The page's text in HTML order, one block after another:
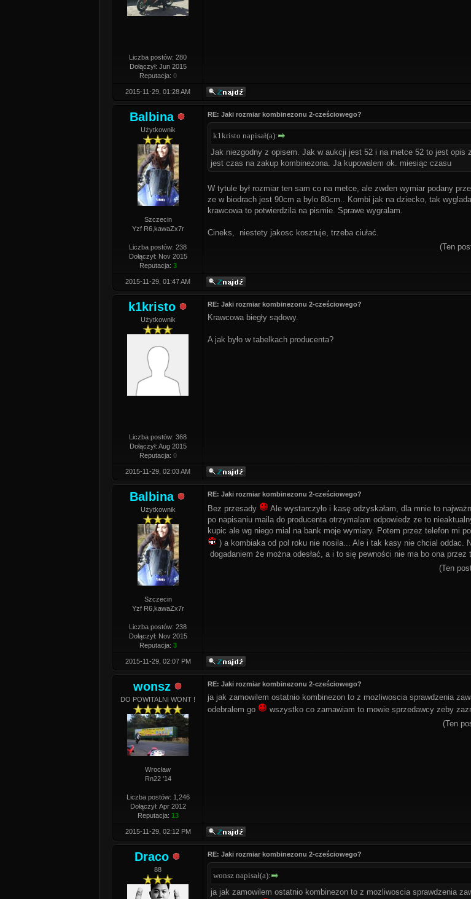
Liczba postów: 280
Dołączył: Jun 2015
Reputacja: 0
2015-11-29, 01:28 AM
Balbina
Użytkownik
Szczecin
Yzf R6,kawaZx7r
Liczba postów: 238
Dołączył: Nov 2015
Reputacja: 3
RE: Jaki rozmiar kombinezonu 2-cześciowego?
k1kristo napisał(a):
Jak niezgodny z opisem. Jak w aukcji jest 52 i na metce 52 to jest
jest czas na zakup kombinezona. Ja kupowalem ok. miesiąc czasu
W tytule był rozmiar ten sam co na metce, ale zwden wymiar podany
ze w biodrach jest 90cm a bylo 80cm.. Kombi jak na dziecko, tak
krawcowa to potwierdzila na pismie. Sprawe wygralam.
Cineks, niestety jakosc kosztuje, trzeba ciułać.
(Ten
2015-11-29, 01:47 AM
k1kristo
Użytkownik
Liczba postów: 368
Dołączył: Aug 2015
Reputacja: 0
RE: Jaki rozmiar kombinezonu 2-cześciowego?
Krawcowa biegły sądowy.
A jak było w tabelkach producenta?
2015-11-29, 02:03 AM
Balbina
Użytkownik
Szczecin
Yzf R6,kawaZx7r
Liczba postów: 238
Dołączył: Nov 2015
Reputacja: 3
RE: Jaki rozmiar kombinezonu 2-cześciowego?
Bez przesady
Ale wystarczyło i kasę odzyskałam, dla mnie to
po napisaniu maila do producenta otrzymalam odpowiedz ze to
kupic ale wg niego mial na bank moje wymiary. Potem przez telefon mi
) a kombiaka od pol roku nie nosila... Ale i tak kasy nie chcial oddac.
dogadaniem że można odesłać, a i to się pewności nie ma bo ona
(Ten
2015-11-29, 02:07 PM
wonsz
DO POWITALNI WONT !
Wrocław
Rn22 '14
Liczba postów: 1,246
Dołączył: Apr 2012
Reputacja: 13
RE: Jaki rozmiar kombinezonu 2-cześciowego?
ja jak zamowilem ostatnio kombinezon to z mozliwoscia sprawdzenia
odebralem go
wszystko co zamawiam to mowie sprzedawcy zeby
(Ten
2015-11-29, 02:12 PM
Draco
88
RE: Jaki rozmiar kombinezonu 2-cześciowego?
wonsz napisał(a):
ja jak zamowilem ostatnio kombinezon to z mozliwoscia sprawdzenia